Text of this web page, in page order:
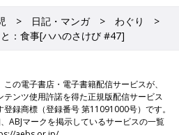
日記・マンガ
わぐり
：食事[ハハのさけび #47]
この電子書店・電子書籍配信サービスが、
テンツ使用許諾を得た正規版配信サービス
録商標（登録番号 第11091000号）です。
ABJマークを掲示しているサービスの一覧